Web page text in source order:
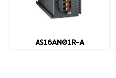
AS16AN01R-A